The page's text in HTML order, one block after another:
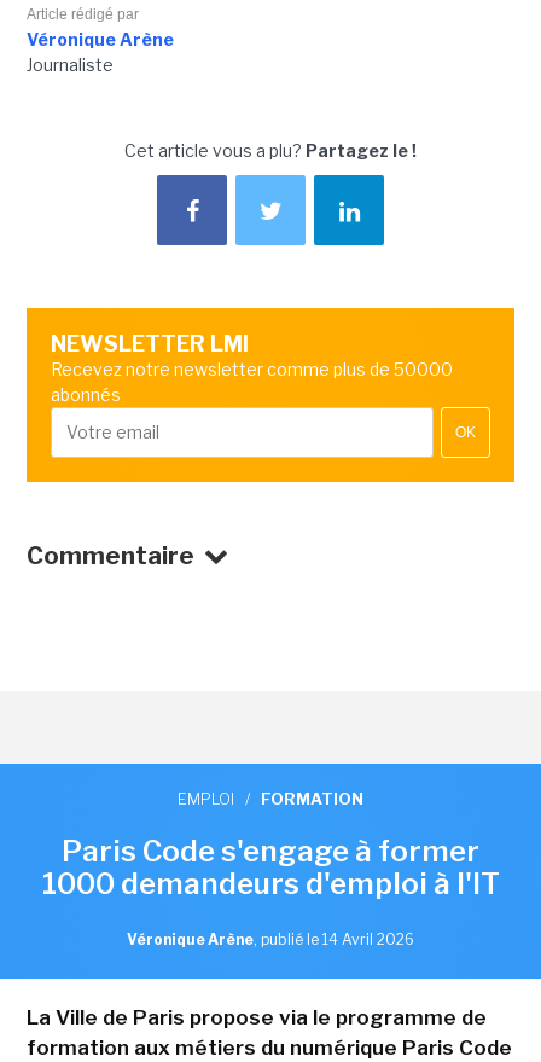
Article rédigé par
Véronique Arène
Journaliste
Cet article vous a plu? Partagez le !
NEWSLETTER LMI
Recevez notre newsletter comme plus de 50000
abonnés
OK
Commentaire
EMPLOI / FORMATION
Paris Code s'engage à former
1000 demandeurs d'emploi à l'IT
Véronique Arène, publié le 14 Avril 2026
La Ville de Paris propose via le programme de
formation aux métiers du numérique Paris Code